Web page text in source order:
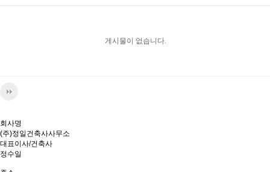
게시물이 없습니다.
회사명
(주)정일건축사사무소
대표이사/건축사
정수일